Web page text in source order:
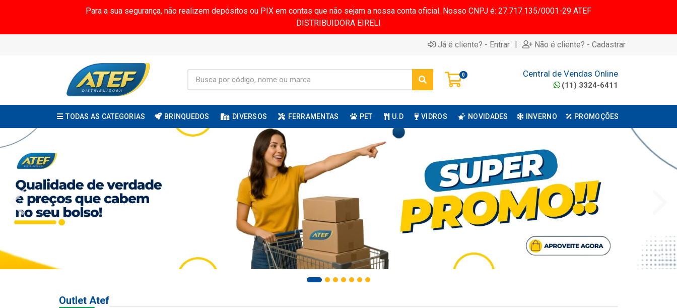
Para a sua segurança, não realizem depósitos ou PIX em contas que não sejam a nossa conta oficial. Nosso CNPJ é: 27.717.135/0001-29 ATEF
DISTRIBUIDORA EIRELI
Já é cliente? - Entrar | Não é cliente? - Cadastrar
0 Central de Vendas Online
(11) 3324-6411
TODAS AS CATEGORIAS BRINQUEDOS DIVERSOS FERRAMENTAS PET U.D VIDROS NOVIDADES INVERNO PROMOÇÕES
Outlet Atef